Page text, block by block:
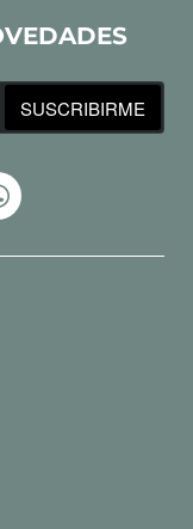
SUSCRIBIRME